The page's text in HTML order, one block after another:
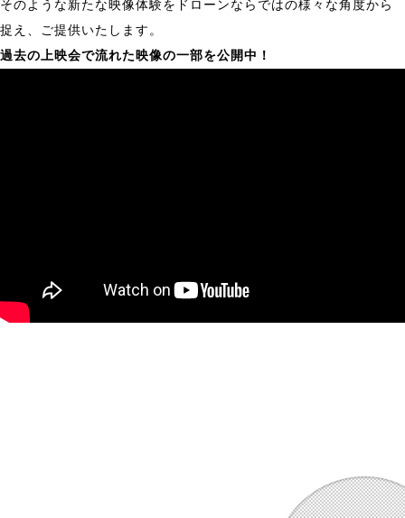
そのような新たな映像体験をドローンならではの様々な角度から
捉え、ご提供いたします。
過去の上映会で流れた映像の一部を公開中！